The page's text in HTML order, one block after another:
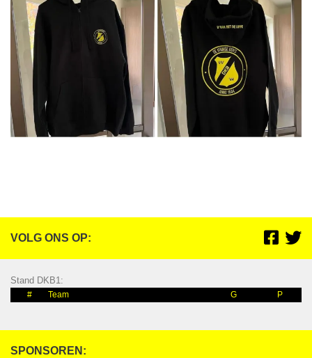
VOLG ONS OP:
Stand DKB1:
# Team G P
SPONSOREN: